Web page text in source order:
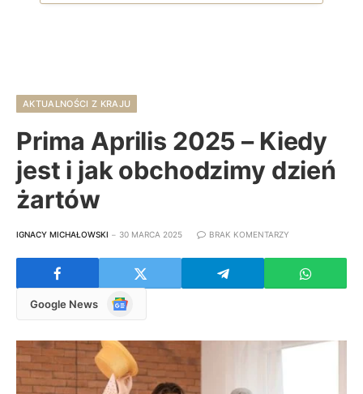
AKTUALNOŚCI Z KRAJU
Prima Aprilis 2025 – Kiedy
jest i jak obchodzimy dzień
żartów
IGNACY MICHAŁOWSKI 30 MARCA 2025 BRAK KOMENTARZY
Google News
Google